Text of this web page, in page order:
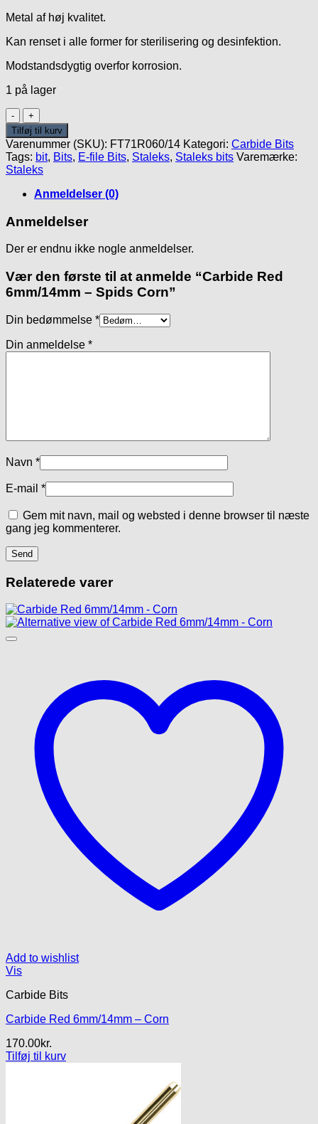
Metal af høj kvalitet.
Kan renset i alle former for sterilisering og desinfektion.
Modstandsdygtig overfor korrosion.
1 på lager
Carbide
Red
6mm/14mm
-
Spids
Corn
antal
Tilføj til kurv
Varenummer (SKU): FT71R060/14 Kategori: Carbide Bits
Tags: bit, Bits, E-file Bits, Staleks, Staleks bits Varemærke:
Staleks
Anmeldelser (0)
Anmeldelser
Der er endnu ikke nogle anmeldelser.
Vær den første til at anmelde “Carbide Red
6mm/14mm – Spids Corn”
Din bedømmelse *
Din anmeldelse *
Navn *
E-mail *
Gem mit navn, mail og websted i denne browser til næste
gang jeg kommenterer.
Relaterede varer
Add to wishlist
Vis
Carbide Bits
Carbide Red 6mm/14mm – Corn
170.00kr.
Tilføj til kurv